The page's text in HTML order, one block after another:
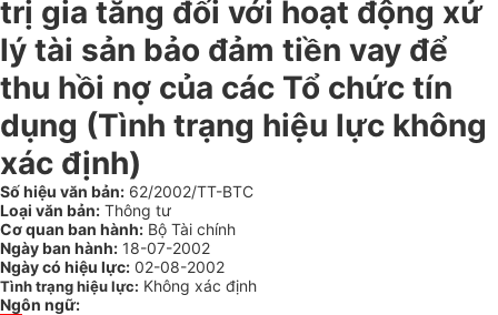
trị gia tăng đối với hoạt động xử
lý tài sản bảo đảm tiền vay để
thu hồi nợ của các Tổ chức tín
dụng (Tình trạng hiệu lực không
xác định)
Số hiệu văn bản: 62/2002/TT-BTC
Loại văn bản: Thông tư
Cơ quan ban hành: Bộ Tài chính
Ngày ban hành: 18-07-2002
Ngày có hiệu lực: 02-08-2002
Tình trạng hiệu lực: Không xác định
Ngôn ngữ: